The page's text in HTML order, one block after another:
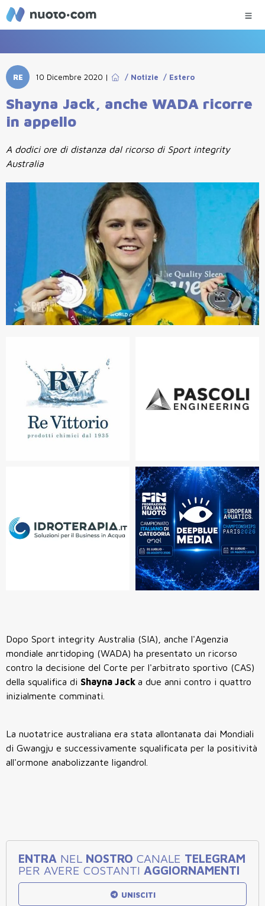
RE 10 Dicembre 2020 | / Notizie / Estero
Shayna Jack, anche WADA ricorre
in appello
A dodici ore di distanza dal ricorso di Sport integrity
Australia
Dopo Sport integrity Australia (SIA), anche l'Agenzia
mondiale anrtidoping (WADA) ha presentato un ricorso
contro la decisione del Corte per l'arbitrato sportivo (CAS)
della squalifica di Shayna Jack a due anni contro i quattro
inizialmente comminati.
La nuotatrice australiana era stata allontanata dai Mondiali
di Gwangju e successivamente squalificata per la positività
all'ormone anabolizzante ligandrol.
ENTRA NEL NOSTRO CANALE TELEGRAM
PER AVERE COSTANTI AGGIORNAMENTI
UNISCITI